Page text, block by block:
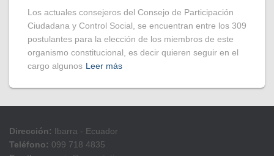
Los actuales consejeros del Consejo de Participación
Ciudadana y Control Social, se encuentran entre los 309
postulantes para la elección de los miembros de este
organismo constitucional, es decir quieren seguir en el
cargo algunos Leer más
Dirección: Ibarra - Ecuador
Teléfono: 099 718 4835